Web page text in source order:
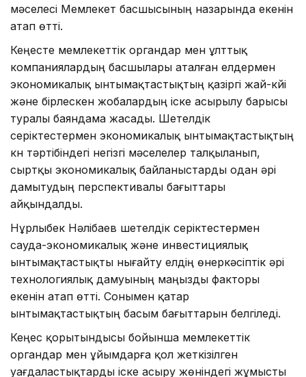
мәселесі Мемлекет басшысының назарында екенін
атап өтті.
Кеңесте мемлекеттік органдар мен ұлттық
компаниялардың басшылары аталған елдермен
экономикалық ынтымақтастықтың қазіргі жай-күйі
және бірлескен жобалардың іске асырылу барысы
туралы баяндама жасады. Шетелдік
серіктестермен экономикалық ынтымақтастықтың
күн тәртібіндегі негізгі мәселелер талқыланып,
сыртқы экономикалық байланыстарды одан әрі
дамытудың перспективалы бағыттары
айқындалды.
Нұрлыбек Нәлібаев шетелдік серіктестермен
сауда-экономикалық және инвестициялық
ынтымақтастықты нығайту елдің өнеркәсіптік әрі
технологиялық дамуының маңызды факторы
екенін атап өтті. Сонымен қатар
ынтымақтастықтың басым бағыттарын белгіледі.
Кеңес қорытындысы бойынша мемлекеттік
органдар мен ұйымдарға қол жеткізілген
уағдаластықтарды іске асыру жөніндегі жұмысты